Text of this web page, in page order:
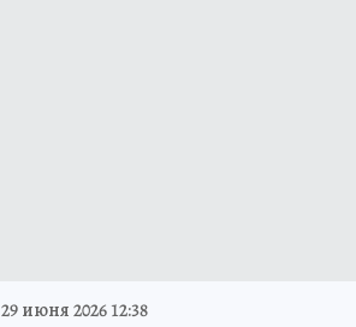
29 июня 2026 12:38